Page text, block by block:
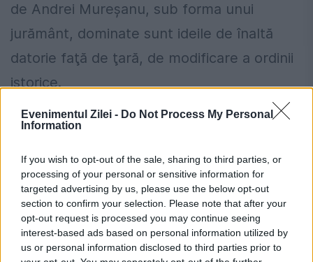
Evenimentul Zilei - Do Not Process My Personal
Information
If you wish to opt-out of the sale, sharing to third parties, or
processing of your personal or sensitive information for
targeted advertising by us, please use the below opt-out
section to confirm your selection. Please note that after your
opt-out request is processed you may continue seeing
interest-based ads based on personal information utilized by
us or personal information disclosed to third parties prior to
de Andrei Mureşanu, sub forma unui
jurământ, dominate sunt ideile de înaltă
datorie faţă de ţară, de modificare a ordinii
istorice.
Ideea redobândirii demnităţii naţionale
şi unităţii naţionale, în numele unei
descendente nobile şi al unui trecut eroic.
Cântarea din Parcul Zăvoi